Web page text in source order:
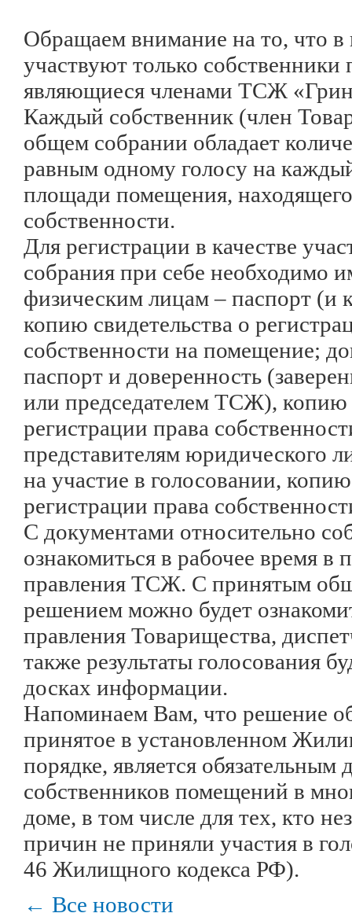
Обращаем внимание на то, что в
участвуют только
являющиеся членами ТСЖ
Каждый собственник (член
общем собрании обладает
равным одному голосу на
площади помещения,
собственности.
Для регистрации в качестве
собрания при себе необходимо
физическим лицам – паспорт (и
копию свидетельства о
собственности на помещение;
паспорт и доверенность
или председателем ТСЖ), копию
регистрации права
представителям юридического
на участие в голосовании,
регистрации права
С документами относительно
ознакомиться в рабочее время в
правления ТСЖ. С принятым
решением можно будет
правления Товарищества,
также результаты голосования
досках информации.
Напоминаем Вам, что решение
принятое в установленном
порядке, является обязательным
собственников помещений в
доме, в том числе для тех, кто
причин не приняли участия в
46 Жилищного кодекса РФ).
← Все новости